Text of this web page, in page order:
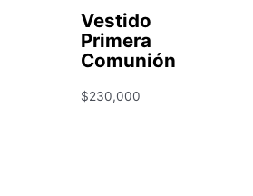
Vestido
Primera
Comunión
$230,000